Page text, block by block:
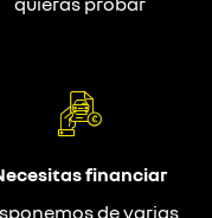
financiar
de varias